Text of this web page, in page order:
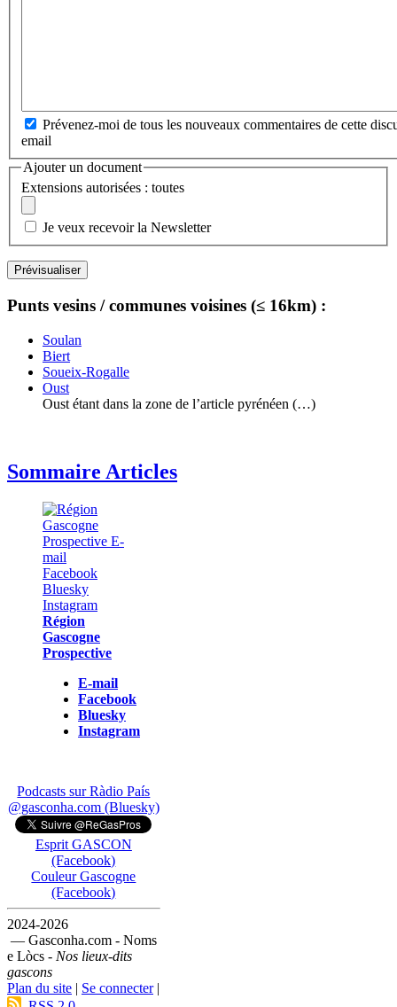
Prévenez-moi de tous les nouveaux commentaires de cette
email
Ajouter un document
Extensions autorisées : toutes
Je veux recevoir la Newsletter
Punts vesins / communes voisines (≤ 16km) :
Soulan
Biert
Soueix-Rogalle
Oust
Oust étant dans la zone de l’article pyrénéen (…)
Sommaire Articles
Région
Gascogne
Prospective
E-mail
Facebook
Bluesky
Instagram
Podcasts sur Ràdio País
@gasconha.com (Bluesky)
Esprit GASCON
(Facebook)
Couleur Gascogne
(Facebook)
2024-2026
— Gasconha.com - Noms
e Lòcs - Nos lieux-dits
gascons
Plan du site | Se connecter|